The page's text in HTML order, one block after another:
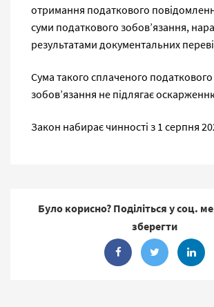
отримання податкового
суми податкового зобов’язання,
результатами документальних
Сума такого сплаченого податкового
зобов’язання не підлягає
Закон набирає чинності з 1 серпня
Було корисно? Поділіться у соц.
зберегти